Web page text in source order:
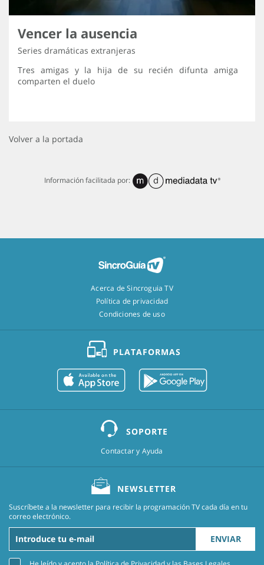
Vencer la ausencia
Series dramáticas extranjeras
Tres amigas y la hija de su recién difunta amiga
comparten el duelo
Volver a la portada
Información facilitada por:
Acerca de Sincroguia TV
Política de privacidad
Condiciones de uso
PLATAFORMAS
SOPORTE
Contactar y Ayuda
NEWSLETTER
Suscríbete a la newsletter para recibir la programación TV cada día en tu
correo electrónico.
ENVIAR